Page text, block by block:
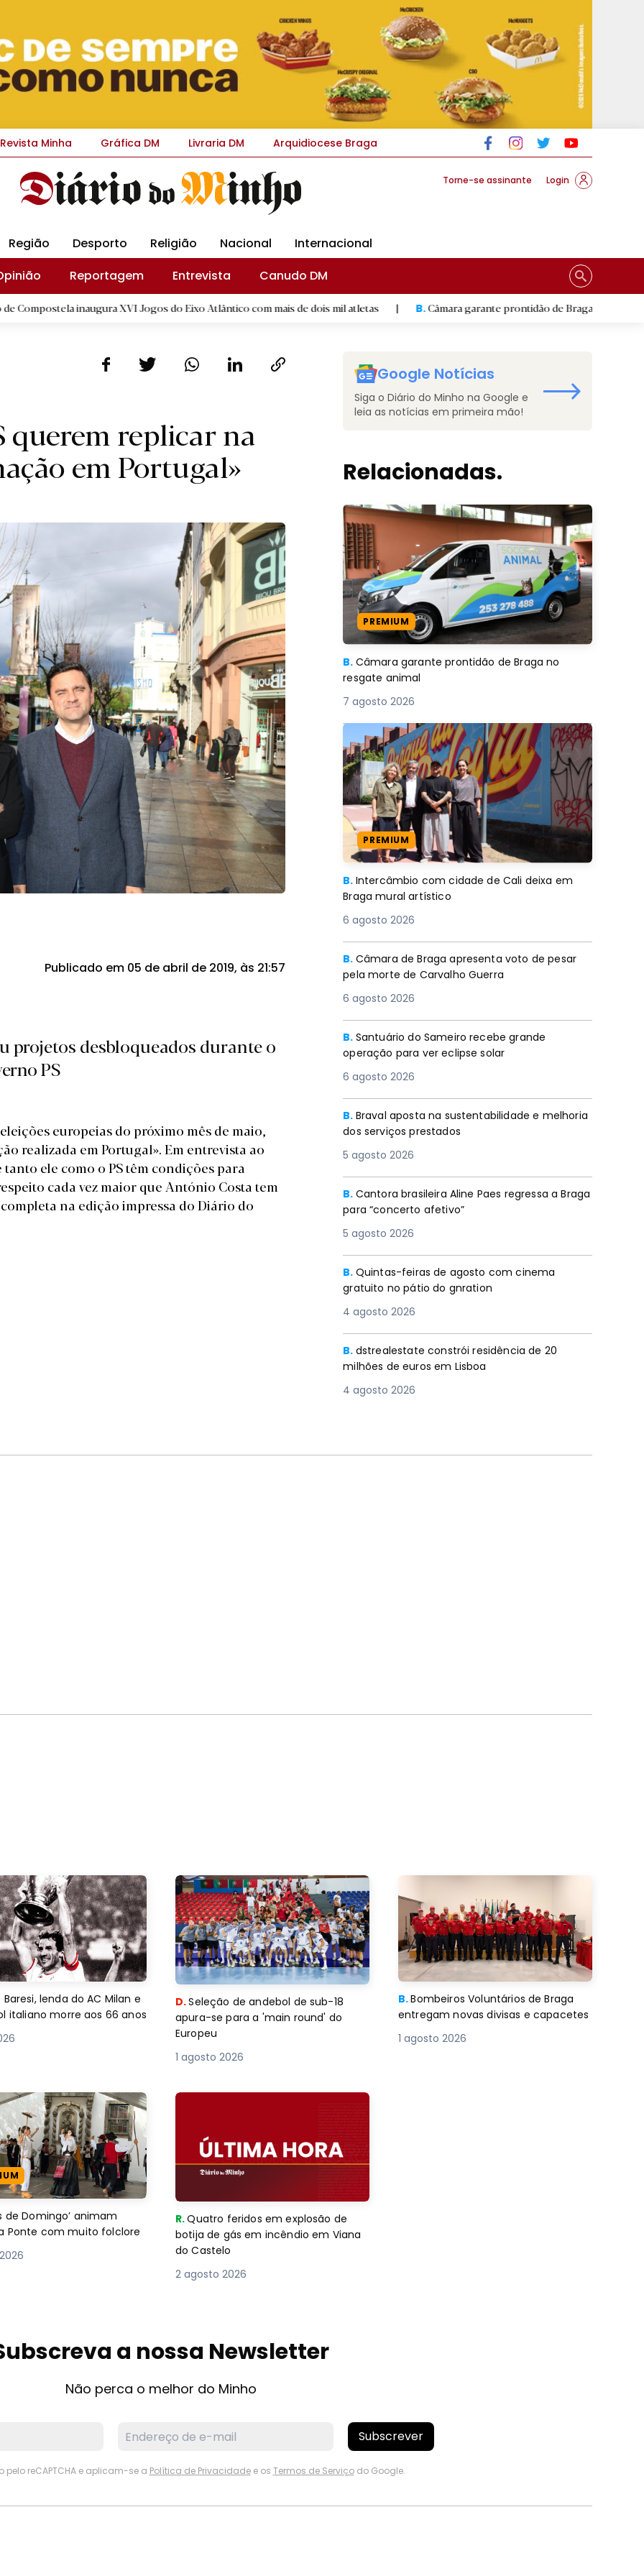
Revista Minha Gráfica DM Livraria DM Arquidiocese Braga
Torne-se assinante Login
Região Desporto Religião Nacional
Internacional
Reportagem Entrevista Canudo DM
inaugura XVI Jogos do Eixo Atlântico com mais de dois mil atletas | B.Câmara garante prontidão de Braga no resgate animal
querem replicar na
em Portugal»
Publicado em 05 de abril de 2019, às 21:57
projetos desbloqueados durante o
PS
europeias do próximo mês de maio,
realizada em Portugal». Em entrevista ao
ele como o PS têm condições para
cada vez maior que António Costa tem
na edição impressa do Diário do
Google Notícias
Siga o Diário do Minho na Google e
leia as notícias em primeira mão!
Relacionadas.
PREMIUM
B. Câmara garante prontidão de Braga no
resgate animal
7 agosto 2026
PREMIUM
B. Intercâmbio com cidade de Cali deixa em
Braga mural artístico
6 agosto 2026
B. Câmara de Braga apresenta voto de pesar
pela morte de Carvalho Guerra
6 agosto 2026
B. Santuário do Sameiro recebe grande
operação para ver eclipse solar
6 agosto 2026
B. Braval aposta na sustentabilidade e melhoria
dos serviços prestados
5 agosto 2026
B. Cantora brasileira Aline Paes regressa a Braga
para “concerto afetivo”
5 agosto 2026
B. Quintas-feiras de agosto com cinema
gratuito no pátio do gnration
4 agosto 2026
B. dstrealestate constrói residência de 20
milhões de euros em Lisboa
4 agosto 2026
Baresi, lenda do AC Milan e
italiano morre aos 66 anos
D.Seleção de andebol de sub-18
apura-se para a 'main round' do
Europeu
1 agosto 2026
B.Bombeiros Voluntários de Braga
entregam novas divisas e capacetes
1 agosto 2026
de Domingo’ animam
Ponte com muito folclore
R.Quatro feridos em explosão de
botija de gás em incêndio em Viana
do Castelo
2 agosto 2026
a nossa Newsletter
Não perca o melhor do Minho
Subscrever
pelo reCAPTCHA e aplicam-se a Política de Privacidadee os Termos de Serviçodo Google.